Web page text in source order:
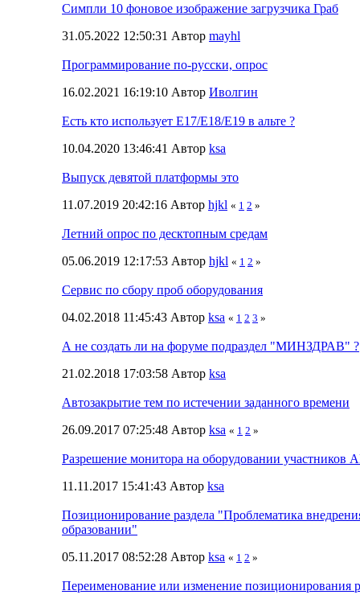
Симпли 10 фоновое изображение загрузчика Граб
31.05.2022 12:50:31 Автор mayhl
Программирование по-русски, опрос
16.02.2021 16:19:10 Автор Иволгин
Есть кто использует E17/E18/E19 в альте ?
10.04.2020 13:46:41 Автор ksa
Выпуск девятой платформы это
11.07.2019 20:42:16 Автор hjkl « 1 2 »
Летний опрос по десктопным средам
05.06.2019 12:17:53 Автор hjkl « 1 2 »
Сервис по сбору проб оборудования
04.02.2018 11:45:43 Автор ksa « 1 2 3 »
А не создать ли на форуме подраздел "МИНЗДРАВ" ?
21.02.2018 17:03:58 Автор ksa
Автозакрытие тем по истечении заданного времени
26.09.2017 07:25:48 Автор ksa « 1 2 »
Разрешение монитора на оборудовании участников
11.11.2017 15:41:43 Автор ksa
Позиционирование раздела "Проблематика
образовании"
05.11.2017 08:52:28 Автор ksa « 1 2 »
Переименование или изменение позиционирования